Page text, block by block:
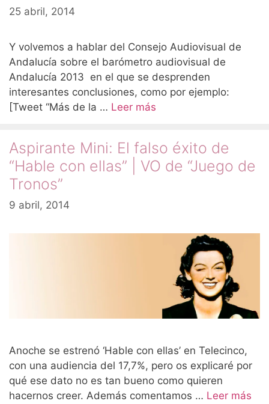
25 abril, 2014
Y volvemos a hablar del Consejo Audiovisual de
Andalucía sobre el barómetro audiovisual de
Andalucía 2013 en el que se desprenden
interesantes conclusiones, como por ejemplo:
[Tweet “Más de la … Leer más
Aspirante Mini: El falso éxito de
“Hable con ellas” | VO de “Juego de
Tronos”
9 abril, 2014
Anoche se estrenó ‘Hable con ellas’ en Telecinco,
con una audiencia del 17,7%, pero os explicaré por
qué ese dato no es tan bueno como quieren
hacernos creer. Además comentamos … Leer más